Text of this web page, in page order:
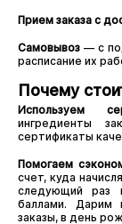
Прием заказа с
Самовывоз — с
расписание их
Почему
Используем
ингредиенты
сертификаты
Помогаем
счет, куда
следующий раз
баллами. Дарим
заказы, в день